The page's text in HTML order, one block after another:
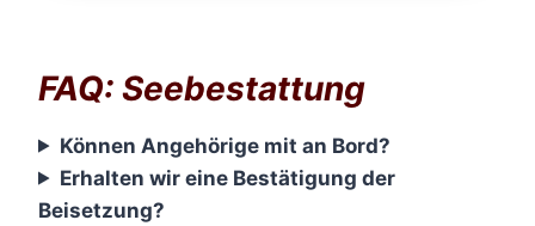
FAQ: Seebestattung
Können Angehörige mit an Bord?
Erhalten wir eine Bestätigung der
Beisetzung?